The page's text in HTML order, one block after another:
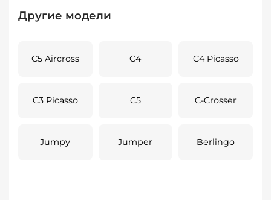
Другие модели
C5 Aircross C4 C4 Picasso
C3 Picasso C5 C-Crosser
Jumpy Jumper Berlingo